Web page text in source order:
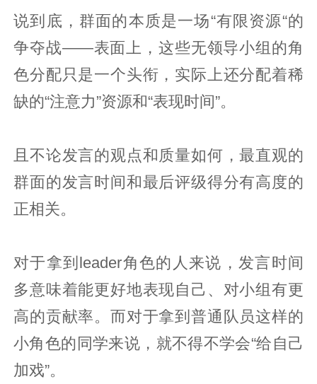
说到底，群面的本质是一场“有限资源“的
争夺战——表面上，这些无领导小组的角
色分配只是一个头衔，实际上还分配着稀
缺的“注意力”资源和“表现时间”。
且不论发言的观点和质量如何，最直观的
群面的发言时间和最后评级得分有高度的
正相关。
对于拿到leader角色的人来说，发言时间
多意味着能更好地表现自己、对小组有更
高的贡献率。而对于拿到普通队员这样的
小角色的同学来说，就不得不学会“给自己
加戏”。